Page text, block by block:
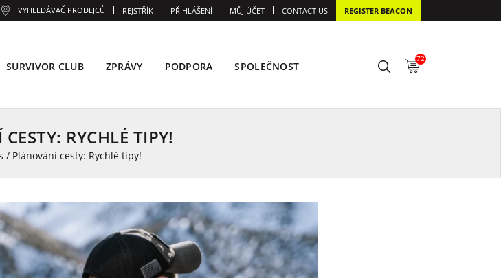
RYCHLÉ TIPY!
/ Plánování cesty: Rychlé tipy!
SURVIVOR CLUB ZPRÁVY PODPORA SPOLEČNOST
72
VYHLEDÁVAČ PRODEJCŮ REJSTŘÍK PŘIHLÁŠENÍ MŮJ ÚČET CONTACT US REGISTER BEACON